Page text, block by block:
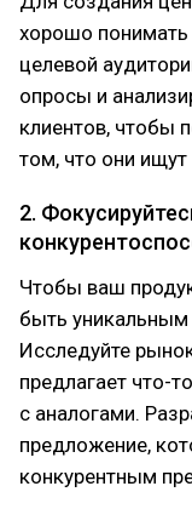
хорошо
целевой
опросы и
клиентов, чтобы
том, что они ищут
2.
Чтобы ваш
быть
Исследуйте
предлагает что-
с аналогами.
предложение,
конкурентным